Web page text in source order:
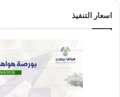
اسعار التنفيذ